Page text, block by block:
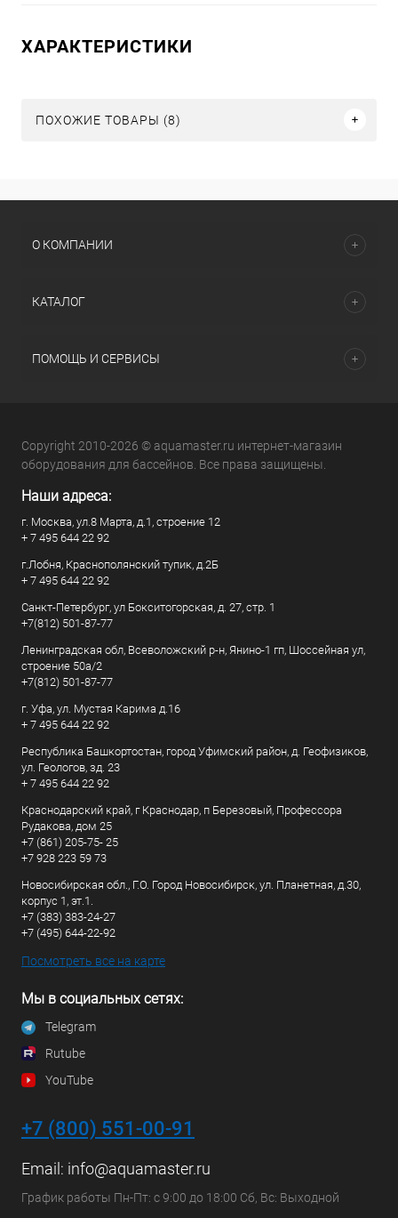
ХАРАКТЕРИСТИКИ
ПОХОЖИЕ ТОВАРЫ (8)
О КОМПАНИИ
КАТАЛОГ
ПОМОЩЬ И СЕРВИСЫ
Copyright 2010-2026 © aquamaster.ru интернет-магазин
оборудования для бассейнов. Все права защищены.
Наши адреса:
г. Москва, ул.8 Марта, д.1, строение 12
+ 7 495 644 22 92
г.Лобня, Краснополянский тупик, д.2Б
+ 7 495 644 22 92
Санкт-Петербург, ул Бокситогорская, д. 27, стр. 1
+7(812) 501-87-77
Ленинградская обл, Всеволожский р-н, Янино-1 гп, Шоссейная ул,
строение 50а/2
+7(812) 501-87-77
г. Уфа, ул. Мустая Карима д.16
+ 7 495 644 22 92
Республика Башкортостан, город Уфимский район, д. Геофизиков,
ул. Геологов, зд. 23
+ 7 495 644 22 92
Краснодарский край, г Краснодар, п Березовый, Профессора
Рудакова, дом 25
+7 (861) 205-75- 25
+7 928 223 59 73
Новосибирская обл., Г.О. Город Новосибирск, ул. Планетная, д.30,
корпус 1, эт.1.
+7 (383) 383-24-27
+7 (495) 644-22-92
Посмотреть все на карте
Мы в социальных сетях:
Telegram
Rutube
YouTube
+7 (800) 551-00-91
Email: info@aquamaster.ru
График работы Пн-Пт: с 9:00 до 18:00 Сб, Вс: Выходной